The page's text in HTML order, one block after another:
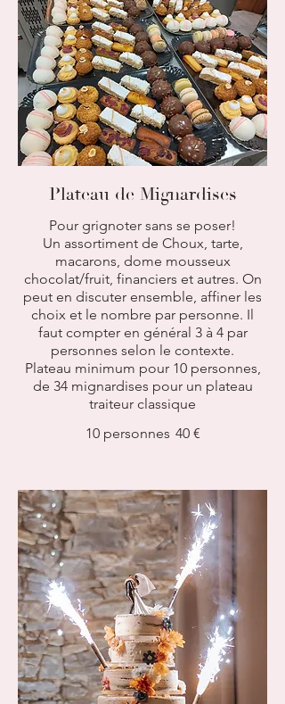
Plateau de Mignardises
Pour grignoter sans se poser!
Un assortiment de Choux, tarte,
macarons, dome mousseux
chocolat/fruit, financiers et autres. On
peut en discuter ensemble, affiner les
choix et le nombre par personne. Il
faut compter en général 3 à 4 par
personnes selon le contexte.
Plateau minimum pour 10 personnes,
de 34 mignardises pour un plateau
traiteur classique
10 personnes 40 €